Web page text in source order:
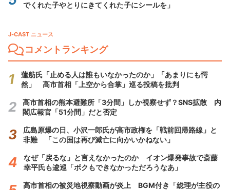
でくれた子やとりにきてくれた子にシールを」
J-CAST ニュース
コメントランキング
蓮舫氏「止める人は誰もいなかったのか」「あまりにも愕
然」 高市首相「上空から合掌」巡る投稿を批判
高市首相の熊本避難所「3分間」しか視察せず？SNS拡散 内
閣広報官「51分間」だと否定
広島原爆の日、小沢一郎氏が高市政権を「戦前回帰路線」と
非難 「この国は再び滅亡に向かいかねない」
なぜ「戻るな」と言えなかったのか イオン爆発事故で斎藤
幸平氏も逡巡「ボクもできなかっただろうなあ」
高市首相の被災地視察動画が炎上 BGM付き「総理が主役の